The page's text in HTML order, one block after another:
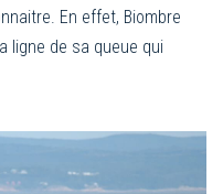
En effet, Biombre
ligne de sa queue qui